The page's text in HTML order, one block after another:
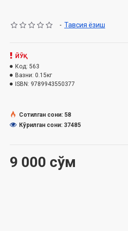
- Тавсия ёзиш
9 000 сўм
ЙЎҚ
Код: 563
Вазни: 0.15кг
ISBN: 9789943550377
Сотилган сони: 58
Кўрилган сони: 37485